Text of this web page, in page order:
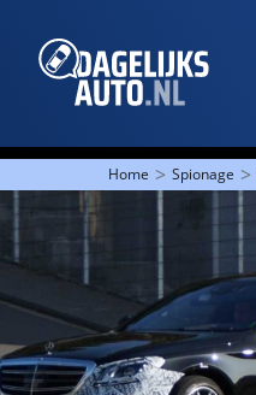
Home > Spionage >